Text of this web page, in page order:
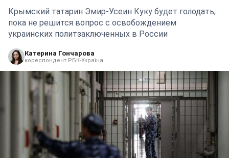
Крымский татарин Эмир-Усеин Куку будет голодать,
пока не решится вопрос с освобождением
украинских политзаключенных в России
Катерина Гончарова
кореспондент РБК-Україна